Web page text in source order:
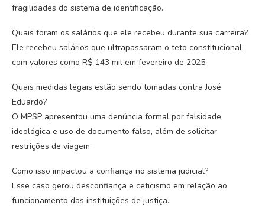
fragilidades do sistema de identificação.
Quais foram os salários que ele recebeu durante sua carreira?
Ele recebeu salários que ultrapassaram o teto constitucional,
com valores como R$ 143 mil em fevereiro de 2025.
Quais medidas legais estão sendo tomadas contra José
Eduardo?
O MPSP apresentou uma denúncia formal por falsidade
ideológica e uso de documento falso, além de solicitar
restrições de viagem.
Como isso impactou a confiança no sistema judicial?
Esse caso gerou desconfiança e ceticismo em relação ao
funcionamento das instituições de justiça.